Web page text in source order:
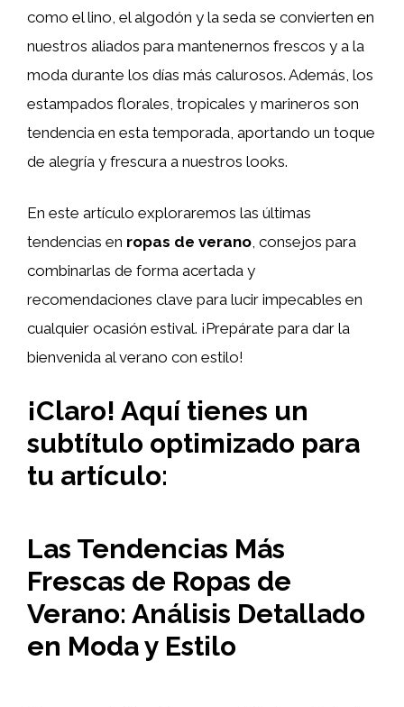
como el lino, el algodón y la seda se convierten en
nuestros aliados para mantenernos frescos y a la
moda durante los días más calurosos. Además, los
estampados florales, tropicales y marineros son
tendencia en esta temporada, aportando un toque
de alegría y frescura a nuestros looks.
En este artículo exploraremos las últimas
tendencias en ropas de verano, consejos para
combinarlas de forma acertada y
recomendaciones clave para lucir impecables en
cualquier ocasión estival. ¡Prepárate para dar la
bienvenida al verano con estilo!
¡Claro! Aquí tienes un
subtítulo optimizado para
tu artículo:
Las Tendencias Más
Frescas de Ropas de
Verano: Análisis Detallado
en Moda y Estilo